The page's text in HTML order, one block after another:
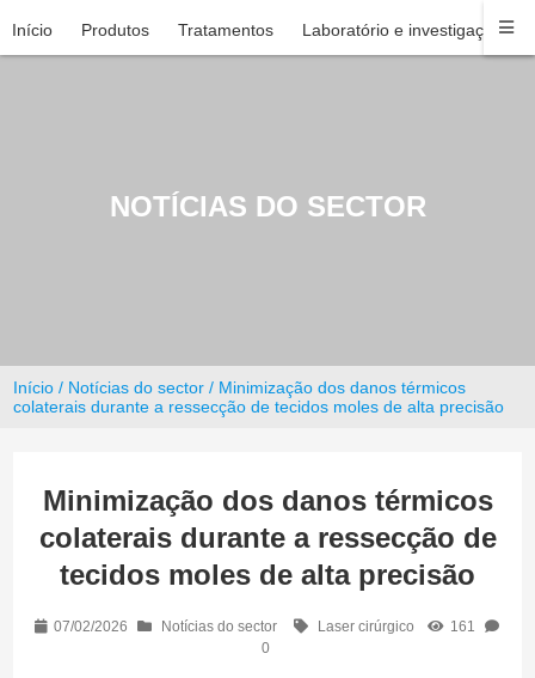
Início Produtos Tratamentos Laboratório e investigação
NOTÍCIAS DO SECTOR
Início / Notícias do sector / Minimização dos danos térmicos
colaterais durante a ressecção de tecidos moles de alta precisão
Minimização dos danos térmicos
colaterais durante a ressecção de
tecidos moles de alta precisão
07/02/2026 Notícias do sector Laser cirúrgico
161
0